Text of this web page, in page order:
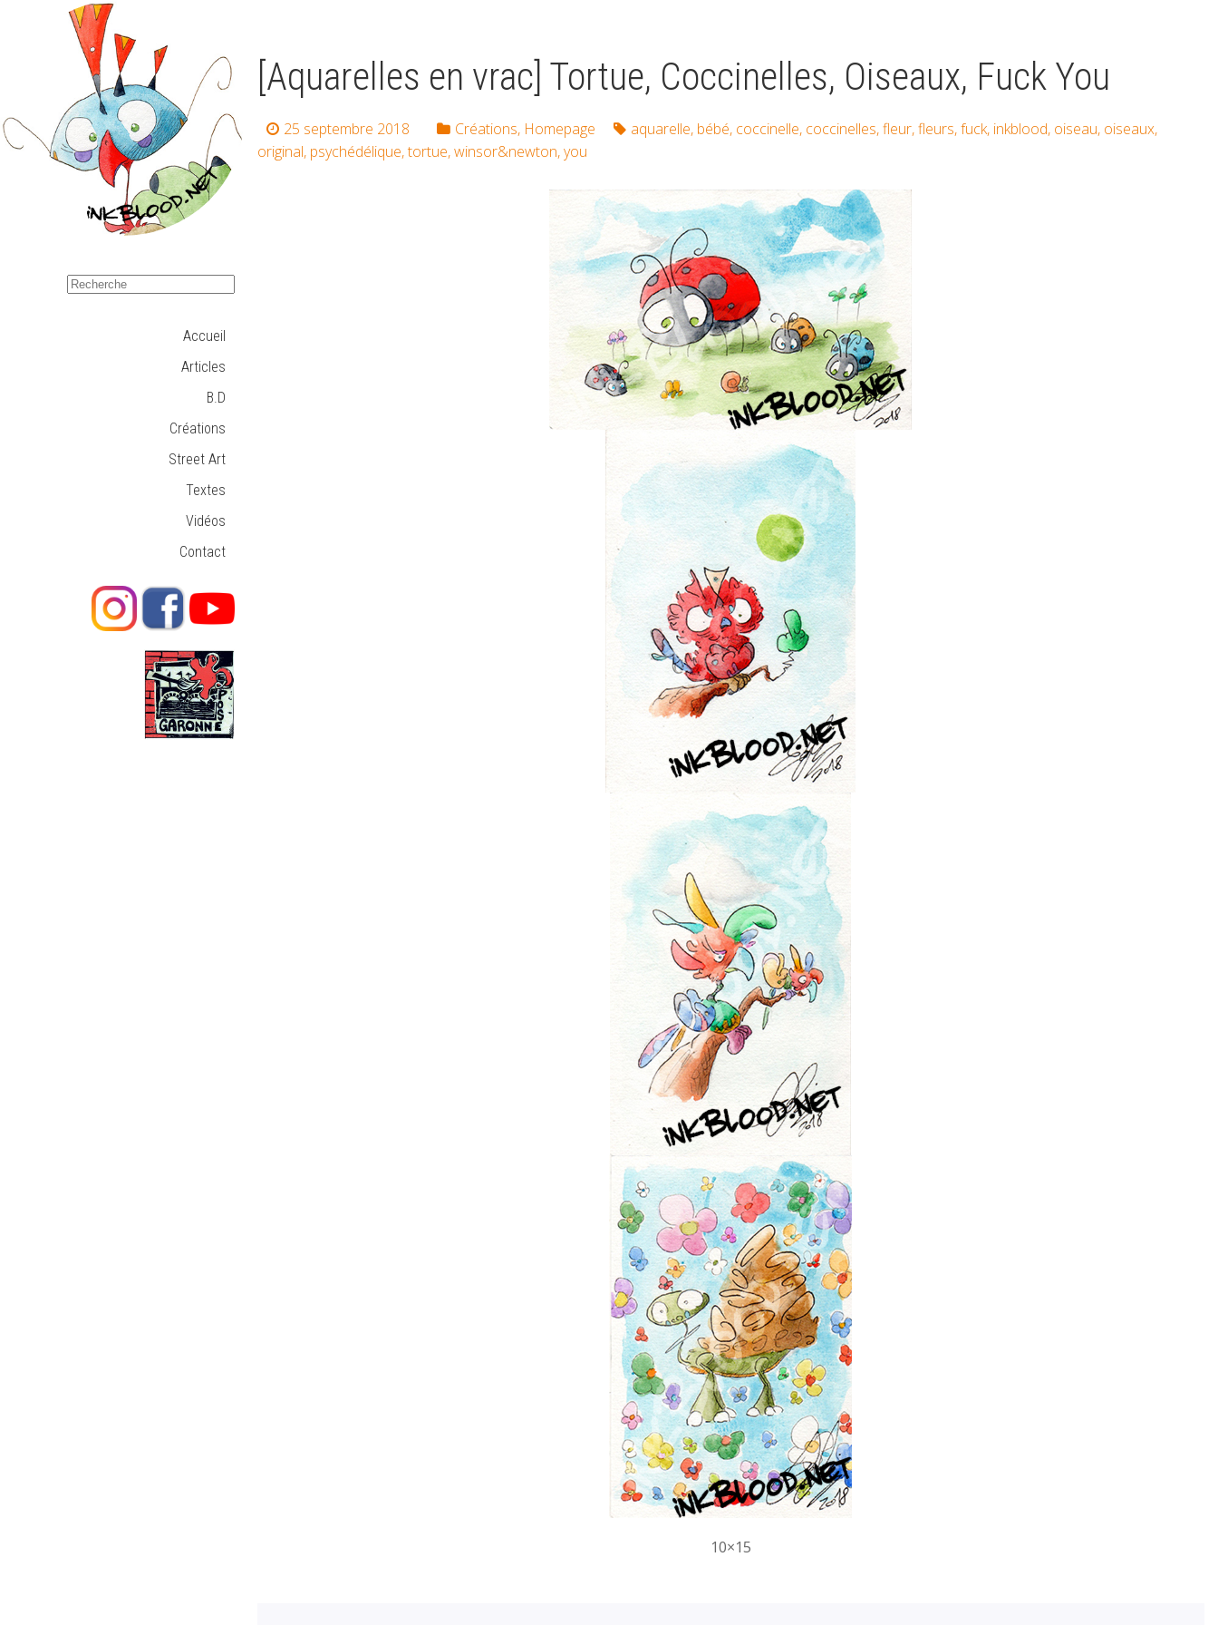
Accueil
Articles
B.D
Créations
Street Art
Textes
Vidéos
Contact
[Aquarelles en vrac] Tortue, Coccinelles, Oiseaux, Fuck You
25 septembre 2018 Créations, Homepage aquarelle, bébé, coccinelle, coccinelles,fleur,fleurs,fuck, inkblood, oiseau, oiseaux,
original, psychédélique,tortue,winsor&newton,you
10×15